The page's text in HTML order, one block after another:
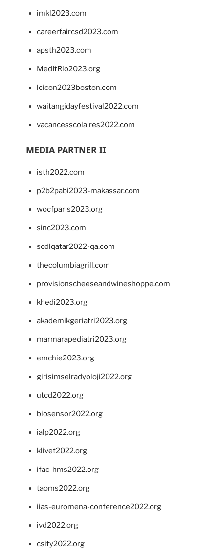
imkl2023.com
careerfaircsd2023.com
apsth2023.com
MedItRio2023.org
lcicon2023boston.com
waitangidayfestival2022.com
vacancesscolaires2022.com
MEDIA PARTNER II
isth2022.com
p2b2pabi2023-makassar.com
wocfparis2023.org
sinc2023.com
scdlqatar2022-qa.com
thecolumbiagrill.com
provisionscheeseandwineshoppe.com
khedi2023.org
akademikgeriatri2023.org
marmarapediatri2023.org
emchie2023.org
girisimselradyoloji2022.org
utcd2022.org
biosensor2022.org
ialp2022.org
klivet2022.org
ifac-hms2022.org
taoms2022.org
iias-euromena-conference2022.org
ivd2022.org
csity2022.org